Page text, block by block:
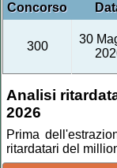
Concorso
300
30
Analisi
2026
Prima
ritardatari del